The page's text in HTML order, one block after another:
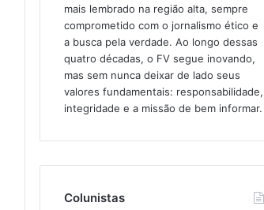
mais lembrado na região alta, sempre
comprometido com o jornalismo ético e
a busca pela verdade. Ao longo dessas
quatro décadas, o FV segue inovando,
mas sem nunca deixar de lado seus
valores fundamentais: responsabilidade,
integridade e a missão de bem informar.​
Colunistas